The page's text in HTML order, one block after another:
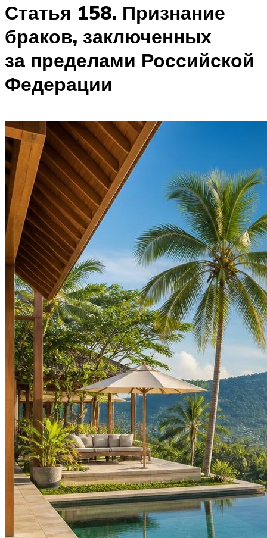
Статья 158. Признание
браков, заключенных
за пределами Российской
Федерации